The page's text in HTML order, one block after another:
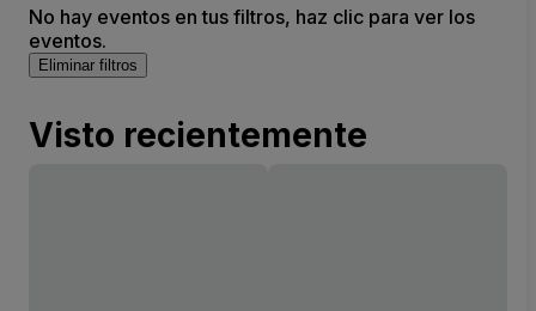
Complex
No hay eventos en tus filtros, haz clic para ver los
eventos.
Eliminar filtros
Visto recientemente